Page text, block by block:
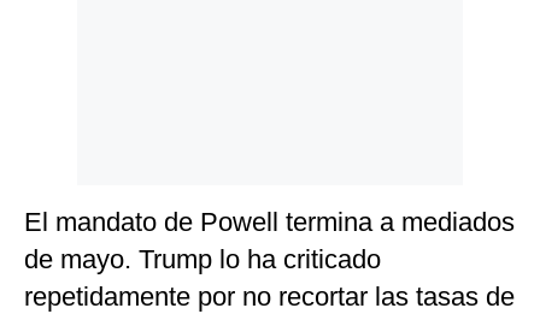
El mandato de Powell termina a mediados
de mayo. Trump lo ha criticado
repetidamente por no recortar las tasas de